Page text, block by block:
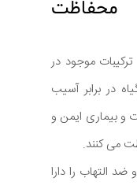
محفاظت
موجود در
در برابر آسیب
و بیماری ایمن و
التهاب را دارا